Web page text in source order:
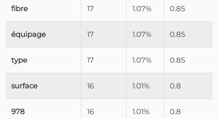
fibre 17 1.07% 0.85
équipage 17 1.07% 0.85
type 17 1.07% 0.85
surface 16 1.01% 0.8
978 16 1.01% 0.8